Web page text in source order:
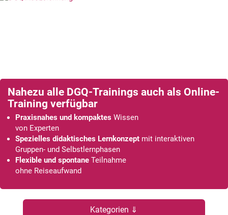
Nahezu alle DGQ-Trainings auch als Online-
Training verfügbar
Praxisnahes und kompaktes Wissen
von Experten
Spezielles didaktisches Lernkonzept mit interaktiven
Gruppen- und Selbstlernphasen
Flexible und spontane Teilnahme
ohne Reiseaufwand
Kategorien ⇓